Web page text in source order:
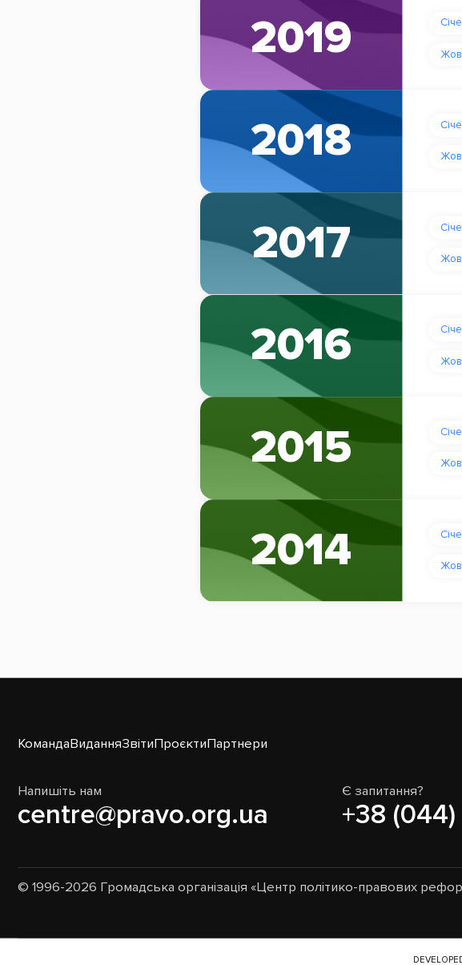
2019
2018
2017
2016
2015
2014
КомандаВиданняЗвітиПроєктиПартнери
Напишіть нам
centre@pravo.org.ua
Є запитання?
+38
© 1996-2026 Громадська організація «Центр політико-правових